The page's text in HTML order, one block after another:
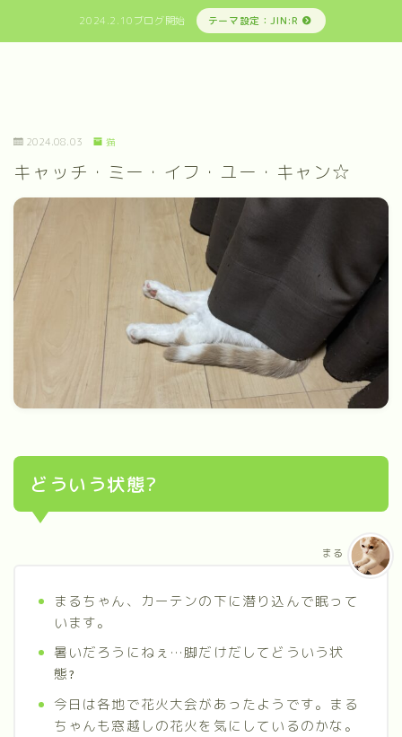
2024.2.10ブログ開始 テーマ設定：JIN:R
2024.08.03 猫
キャッチ・ミー・イフ・ユー・キャン☆
どういう状態?
まるちゃん、カーテンの下に潜り込んで眠って
います。
暑いだろうにねぇ…脚だけだしてどういう状
態 ?
今日は各地で花火大会があったようです。まる
ちゃんも窓越しの花火を気にしているのかな。
まる